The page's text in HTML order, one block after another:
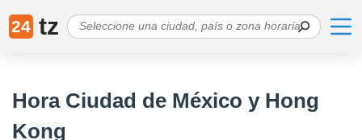
24 tz
Hora Ciudad de México y Hong
Kong